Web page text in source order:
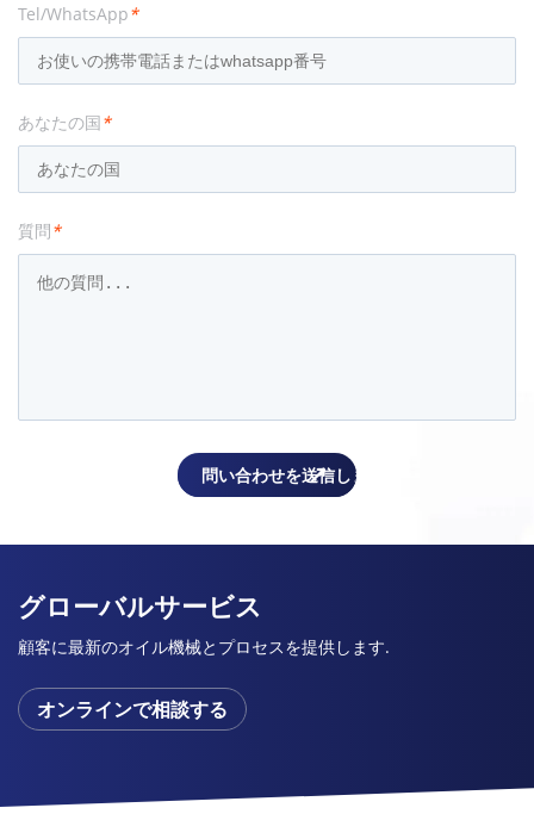
Tel/WhatsApp*
あなたの国*
質問*
グローバルサービス
顧客に最新のオイル機械とプロセスを提供します.
オンラインで相談する